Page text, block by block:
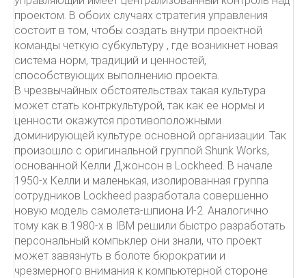
проектом. В обоих случаях стратегия управления
состоит в том, чтобы создать внутри проектной
команды четкую субкультуру , где возникнет новая
система норм, традиций и ценностей,
способствующих выполнению проекта.
В чрезвычайных обстоятельствах такая культура
может стать контркультурой, так как ее нормы и
ценности окажутся противоположными
доминирующей культуре основной организации. Так
произошло с оригинальной группой Shunk Works,
основанной Келли Джонсон в Lockheed. В начале
1950-х Келли и маленькая, изолированная группа
сотрудников Lockheed разработала совершенно
новую модель самолета-шпиона И-2. Аналогично
тому как в 1980-х в IBM решили быстро разработать
персональный компьклер они знали, что проект
может завязнуть в болоте бюрократии и
чрезмерного внимания к компьютерной стороне